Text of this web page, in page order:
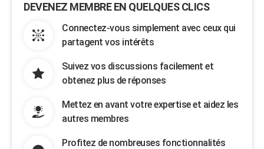
DEVENEZ MEMBRE EN QUELQUES CLICS
Connectez-vous simplement avec ceux qui
partagent vos intérêts
Suivez vos discussions facilement et
obtenez plus de réponses
Mettez en avant votre expertise et aidez les
autres membres
Profitez de nombreuses fonctionnalités